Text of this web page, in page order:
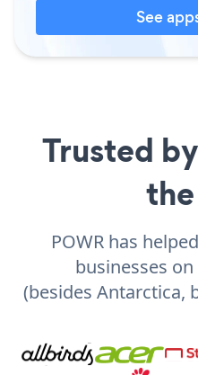
See
Trusted
POWR has
businesses
(besides Antarctica,